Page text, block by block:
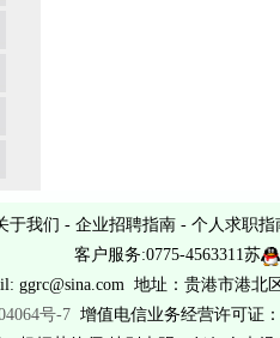
于我们 - 企业招聘指南 - 个人求职指
客户服务:0775-4563311苏
ggrc@sina.com 地址：贵港市港北
号-7增值电信业务经营许可证：